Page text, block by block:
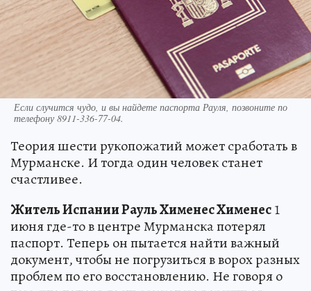
Если случится чудо, и вы найдете паспорта Рауля, позвоните по
телефону 8911-336-77-04.
Теория шести рукопожатий может сработать в
Мурманске. И тогда один человек станет
счастливее.
Житель Испании Рауль Хименес Хименес1
июня где-то в центре Мурманска потерял
паспорт. Теперь он пытается найти важный
документ, чтобы не погрузиться в ворох разных
проблем по его восстановлению. Не говоря о